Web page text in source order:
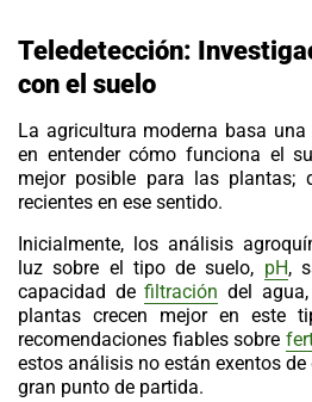
Teledetección:
con el suelo
La agricultura moderna basa
en entender cómo funciona el
mejor posible para las plantas;
recientes en ese sentido.
Inicialmente, los análisis
luz sobre el tipo de suelo, pH,
capacidad defiltración del
plantas crecen mejor en este
recomendaciones fiables sobre
estos análisis no están exentos
gran punto de partida.